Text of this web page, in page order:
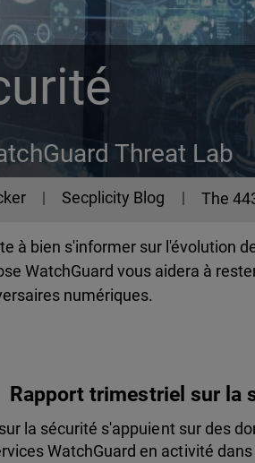
Threat Lab
Secplicity Blog The
à bien s'informer sur l'évolution
WatchGuard vous aidera à
numériques.
Rapport trimestriel sur la
la sécurité s'appuient sur des
WatchGuard en activité